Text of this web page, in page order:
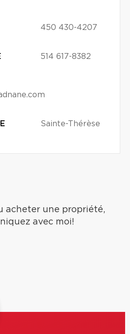
450 430-4207
514 617-8382
Sainte-Thérèse
acheter une propriété,
avec moi!